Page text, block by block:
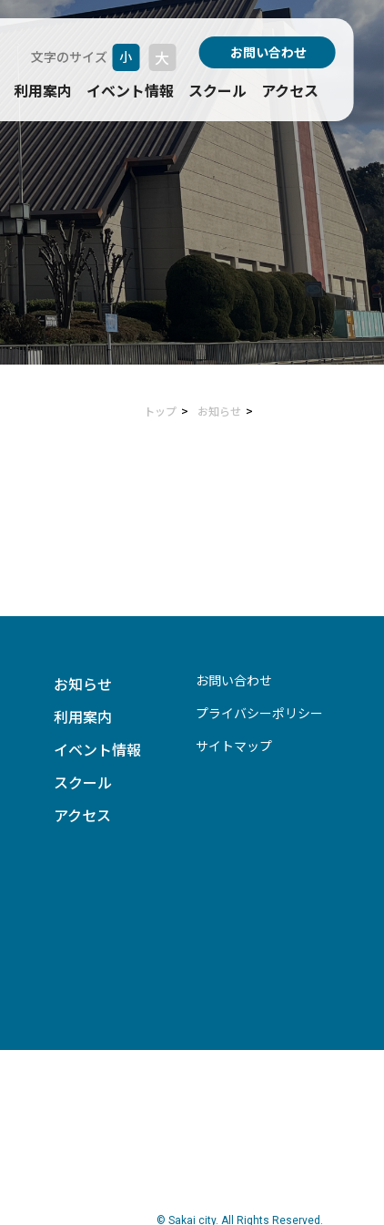
文字のサイズ 小 大 お問い合わせ
利用案内 イベント情報 スクール アクセス
トップ お知らせ
お知らせ
利用案内
イベント情報
スクール
アクセス
お問い合わせ
プライバシーポリシー
サイトマップ
© Sakai city. All Rights Reserved.